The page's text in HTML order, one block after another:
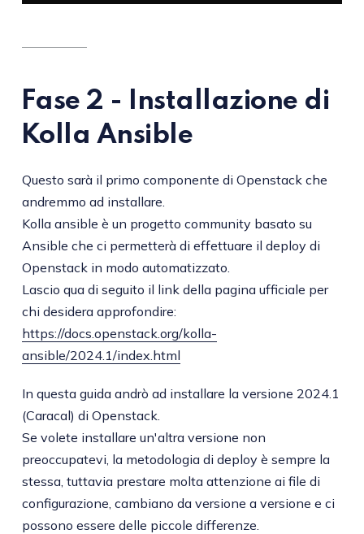
Fase 2 - Installazione di
Kolla Ansible
Questo sarà il primo componente di Openstack che
andremmo ad installare.
Kolla ansible è un progetto community basato su
Ansible che ci permetterà di effettuare il deploy di
Openstack in modo automatizzato.
Lascio qua di seguito il link della pagina ufficiale per
chi desidera approfondire:
https://docs.openstack.org/kolla-
ansible/2024.1/index.html
In questa guida andrò ad installare la versione 2024.1
(Caracal) di Openstack.
Se volete installare un'altra versione non
preoccupatevi, la metodologia di deploy è sempre la
stessa, tuttavia prestare molta attenzione ai file di
configurazione, cambiano da versione a versione e ci
possono essere delle piccole differenze.